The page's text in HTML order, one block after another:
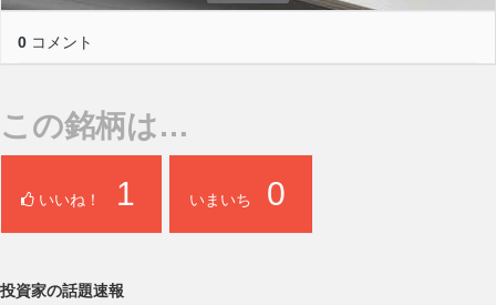
0 コメント
この銘柄は…
いいね！ 1 いまいち 0
投資家の話題速報